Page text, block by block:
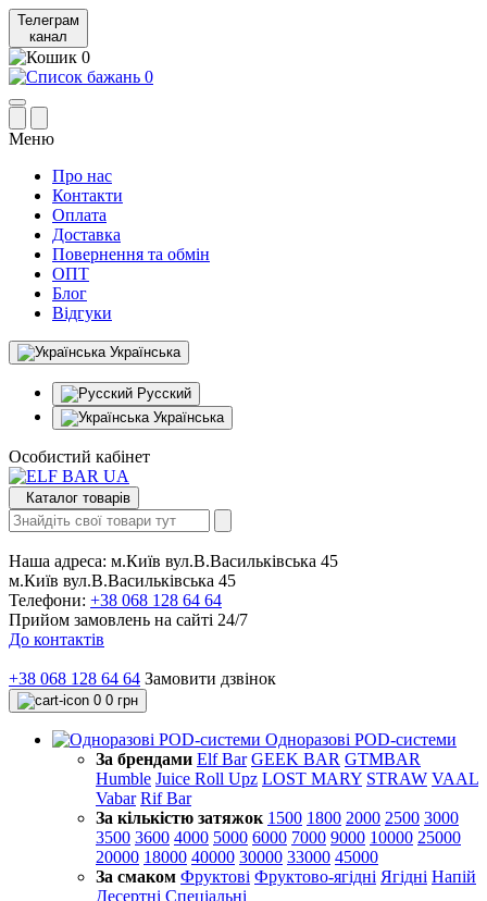
Телеграм
канал
0
0
Меню
Про нас
Контакти
Оплата
Доставка
Повернення та обмін
ОПТ
Блог
Відгуки
Українська
Русский
Українська
Особистий кабінет
Каталог товарів
Наша адреса: м.Київ вул.В.Васильківська 45
м.Київ вул.В.Васильківська 45
Телефони: +38 068 128 64 64
Прийом замовлень на сайті 24/7
До контактів
+38 068 128 64 64 Замовити дзвінок
0 0 грн
Одноразові POD-системи
За брендами Elf Bar GEEK BAR GTMBAR
Humble Juice Roll Upz LOST MARY STRAW VAAL
Vabar Rif Bar
За кількістю затяжок 1500 1800 2000 2500 3000
3500 3600 4000 5000 6000 7000 9000 10000 25000
20000 18000 40000 30000 33000 45000
За смаком Фруктові Фруктово-ягідні Ягідні Напій
Десертні Спеціальні